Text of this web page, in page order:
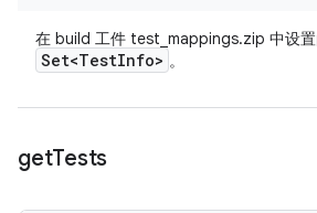
在 build 工件 test_mappings.zip 中设置
Set<TestInfo> 。
getTests